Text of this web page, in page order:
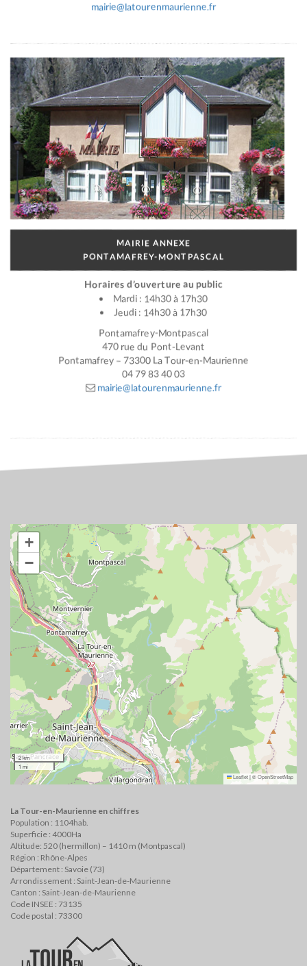
mairie@latourenmaurienne.fr
MAIRIE ANNEXE
PONTAMAFREY-MONTPASCAL
Horaires d’ouverture au public
Mardi : 14h30 à 17h30
Jeudi : 14h30 à 17h30
Pontamafrey-Montpascal
470 rue du Pont-Levant
Pontamafrey – 73300 La Tour-en-Maurienne
04 79 83 40 03
mairie@latourenmaurienne.fr
+
−
2 km
1 mi
Leaflet|©OpenStreetMap
La Tour-en-Maurienne en chiffres
Population : 1104hab.
Superficie : 4000Ha
Altitude: 520 (hermillon) – 1410 m (Montpascal)
Région : Rhône-Alpes
Département : Savoie (73)
Arrondissement : Saint-Jean-de-Maurienne
Canton : Saint-Jean-de-Maurienne
Code INSEE : 73135
Code postal : 73300